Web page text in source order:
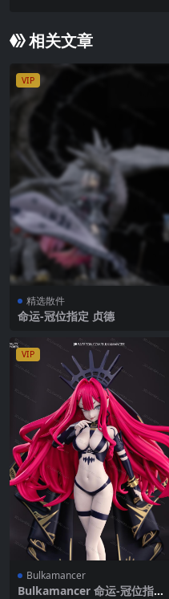
相关文章
VIP
精选散件
命运-冠位指定 贞德
VIP
Bulkamancer
Bulkamancer 命运-冠位指定